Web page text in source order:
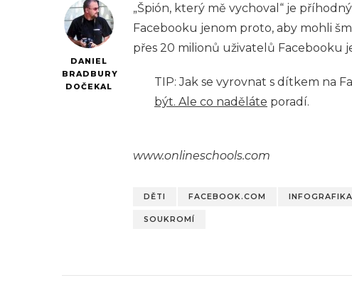
DANIEL
BRADBURY
DOČEKAL
„Špión, který mě vychoval“ je
Facebooku jenom proto, aby mohli
přes 20 milionů uživatelů Facebooku
TIP: Jak se vyrovnat s dítkem na
být. Ale co naděláte poradí.
www.onlineschools.com
DĚTI FACEBOOK.COM INFOGRAFIKA
SOUKROMÍ